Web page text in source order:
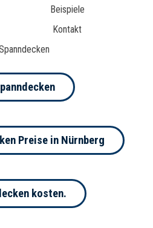
Beispiele
Kontakt
Preise in Nürnberg
kosten.